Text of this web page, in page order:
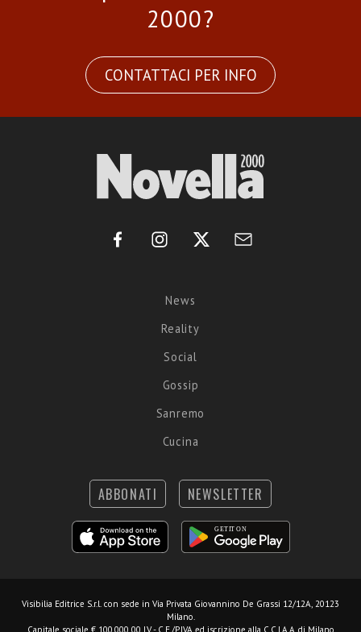
2000?
CONTATTACI PER INFO
News
Reality
Social
Gossip
Sanremo
Cucina
ABBONATI NEWSLETTER
Visibilia Editrice S.r.l. con sede in Via Privata Giovannino De Grassi 12/12A, 20123
Milano.
Capitale sociale € 100.000,00 I.V. - C.F./P.IVA ed iscrizione alla C.C.I.A.A. di Milano